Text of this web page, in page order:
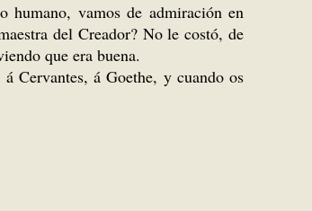
humano, vamos de admiración en
del Creador? No le costó, de
que era buena.
Cervantes, á Goethe, y cuando os